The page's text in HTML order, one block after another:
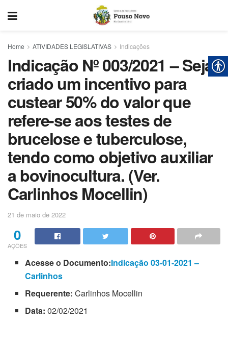
Home ATIVIDADES LEGISLATIVAS Indicações
Indicação Nº 003/2021 – Seja
criado um incentivo para
custear 50% do valor que
refere-se aos testes de
brucelose e tuberculose,
tendo como objetivo auxiliar
a bovinocultura. (Ver.
Carlinhos Mocellin)
21 de maio de 2022
0
AÇÕES
Acesse o Documento:Indicação 03-01-2021 –
Carlinhos
Requerente: Carlinhos Mocellin
Data:02/02/2021